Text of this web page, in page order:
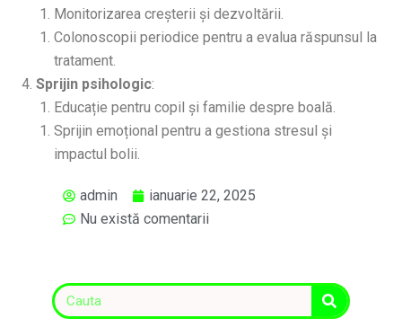
Monitorizarea creșterii și dezvoltării.
Colonoscopii periodice pentru a evalua răspunsul la
tratament.
Sprijin psihologic:
Educație pentru copil și familie despre boală.
Sprijin emoțional pentru a gestiona stresul și
impactul bolii.
admin
ianuarie 22, 2025
Nu există comentarii